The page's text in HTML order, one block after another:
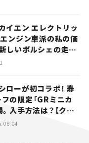
イエン エレクトリッ
ンジン車派の私の価
しいポルシェの走
ローが初コラボ！ 寿
の限定「GRミニカ
入手方法は？【クル